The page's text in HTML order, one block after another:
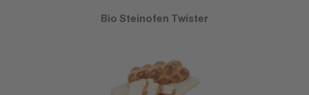
Bio Steinofen Twister